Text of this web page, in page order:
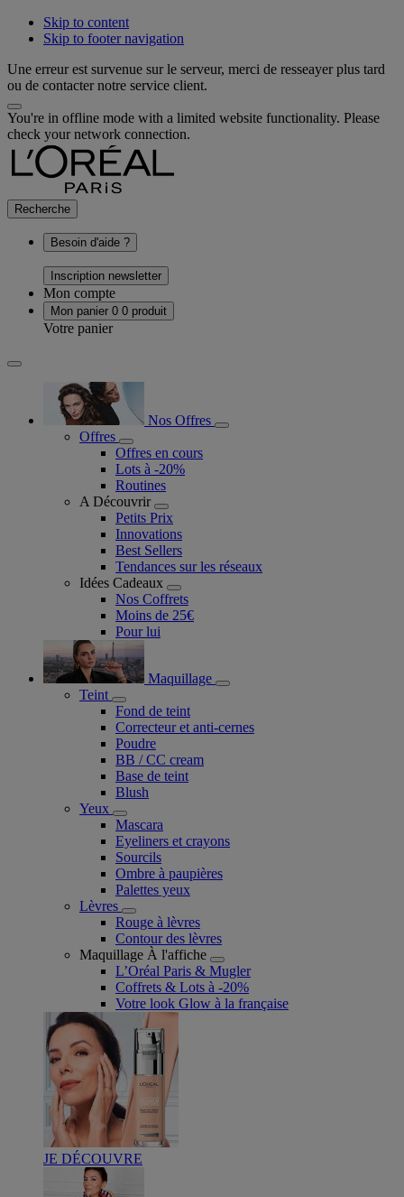
Skip to content
Skip to footer navigation
Une erreur est survenue sur le serveur, merci de resseayer plus tard
ou de contacter notre service client.
You're in offline mode with a limited website functionality. Please
check your network connection.
Recherche
Besoin d'aide ?
Inscription newsletter
Mon compte
Mon panier 0 0 produit
Votre panier
Nos Offres
Offres
Offres en cours
Lots à -20%
Routines
A Découvrir
Petits Prix
Innovations
Best Sellers
Tendances sur les réseaux
Idées Cadeaux
Nos Coffrets
Moins de 25€
Pour lui
Maquillage
Teint
Fond de teint
Correcteur et anti-cernes
Poudre
BB / CC cream
Base de teint
Blush
Yeux
Mascara
Eyeliners et crayons
Sourcils
Ombre à paupières
Palettes yeux
Lèvres
Rouge à lèvres
Contour des lèvres
Maquillage À l'affiche
L’Oréal Paris & Mugler
Coffrets & Lots à -20%
Votre look Glow à la française
JE DÉCOUVRE